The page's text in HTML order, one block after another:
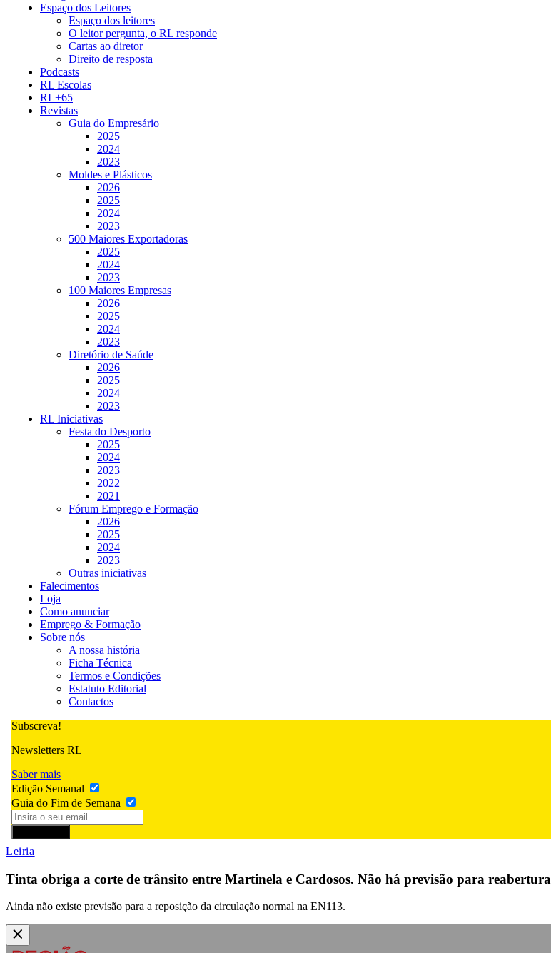
Espaço dos Leitores
Espaço dos leitores
O leitor pergunta, o RL responde
Cartas ao diretor
Direito de resposta
Podcasts
RL Escolas
RL+65
Revistas
Guia do Empresário
2025
2024
2023
Moldes e Plásticos
2026
2025
2024
2023
500 Maiores Exportadoras
2025
2024
2023
100 Maiores Empresas
2026
2025
2024
2023
Diretório de Saúde
2026
2025
2024
2023
RL Iniciativas
Festa do Desporto
2025
2024
2023
2022
2021
Fórum Emprego e Formação
2026
2025
2024
2023
Outras iniciativas
Falecimentos
Loja
Como anunciar
Emprego & Formação
Sobre nós
A nossa história
Ficha Técnica
Termos e Condições
Estatuto Editorial
Contactos
Subscreva!
Newsletters RL
Saber mais
Edição Semanal
Guia do Fim de Semana
Leiria
Tinta obriga a corte de trânsito entre Martinela e Cardosos. Não há previsão para reabertura
Ainda não existe previsão para a reposição da circulação normal na EN113.